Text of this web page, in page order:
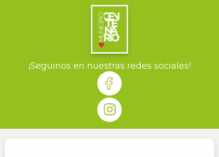
¡Seguinos en nuestras redes sociales!